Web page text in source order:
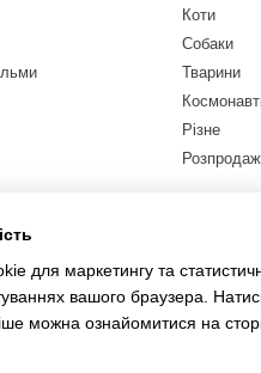
Коти
Собаки
Тварини
Різне
Розпродаж
для маркетингу та
вашого браузера.
можна ознайомитися на